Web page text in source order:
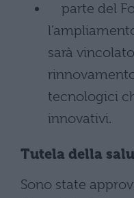
parte del
sarà
tecnologici
innovativi.
Tutela della
Sono state